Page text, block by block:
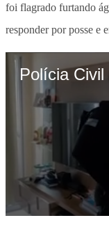
foi flagrado furtando
responder por posse e